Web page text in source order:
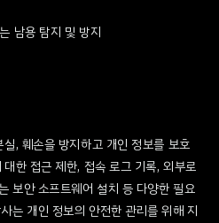
남용 탐지 및 방지
, 훼손을 방지하고 개인 정보를 보호
한 접근 제한, 접속 로그 기록, 외부로
보안 소프트웨어 설치 등 다양한 필요
는 개인 정보의 안전한 관리를 위해 지